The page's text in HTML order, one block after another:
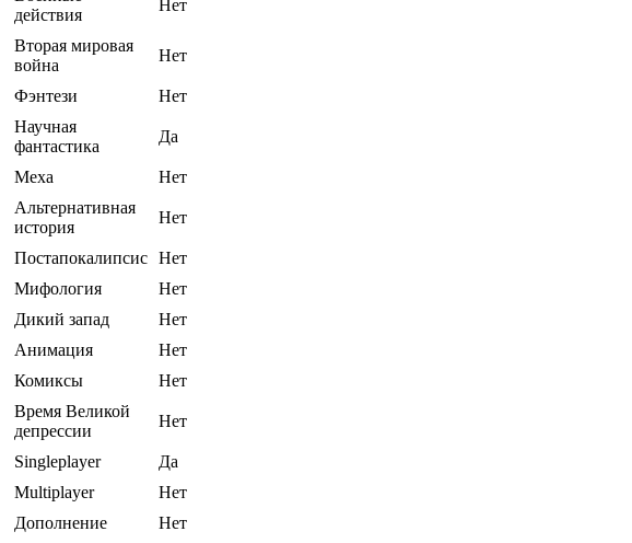
действия
Нет
Вторая мировая
война
Нет
Фэнтези
Нет
Научная
фантастика
Да
Меха
Нет
Альтернативная
история
Нет
Постапокалипсис Нет
Мифология
Нет
Дикий запад
Нет
Анимация
Нет
Комиксы
Нет
Время Великой
депрессии
Нет
Singleplayer
Да
Multiplayer
Нет
Дополнение
Нет